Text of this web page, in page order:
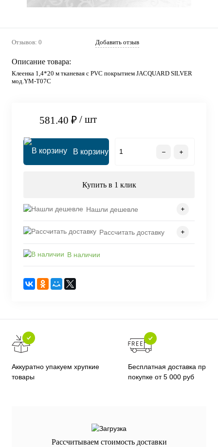
Отзывов: 0 Добавить отзыв
Описание товара:
Клеенка 1,4*20 м тканевая с PVC покрытием JACQUARD SILVER
мод.YM-T07С
581.40 ₽ / шт
В корзину
Купить в 1 клик
Нашли дешевле
Рассчитать доставку
В наличии
Аккуратно упакуем хрупкие
товары
Бесплатная доставка при
покупке от 5 000 руб
Рассчитываем стоимость доставки